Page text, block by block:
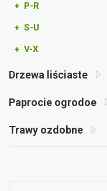
+ P-R
+ S-U
+ V-X
Drzewa liściaste
Paprocie ogrodoe
Trawy ozdobne